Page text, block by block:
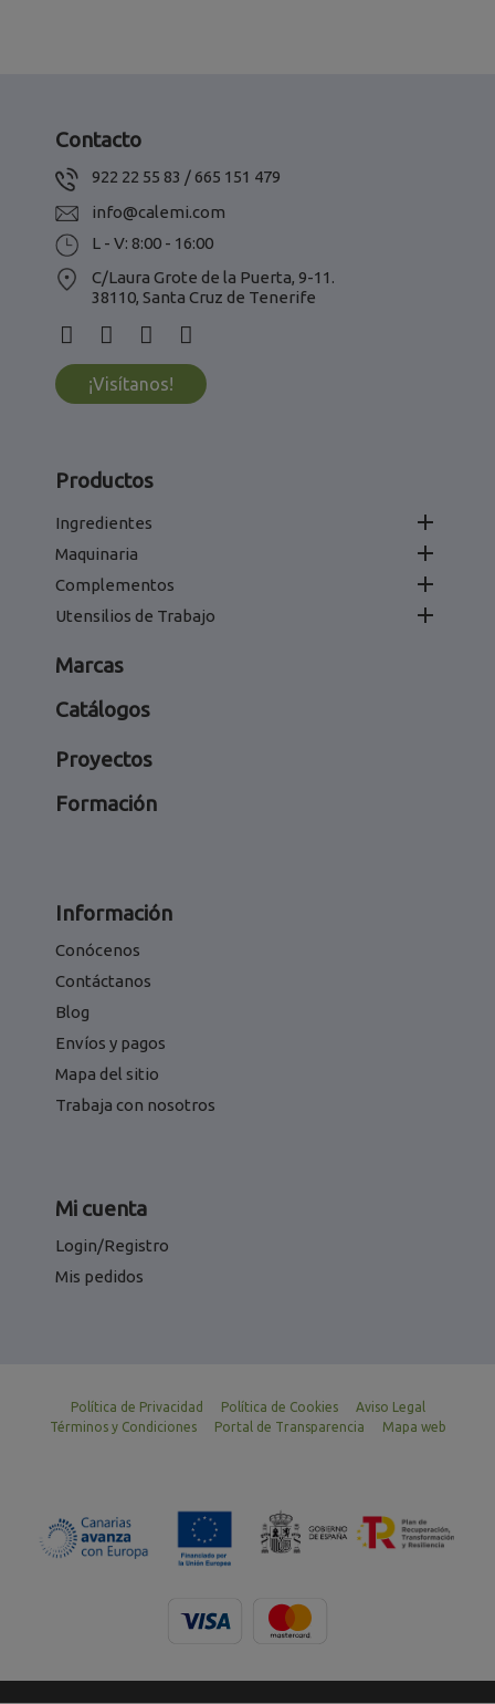
Contacto
922 22 55 83 / 665 151 479
info@calemi.com
L - V: 8:00 - 16:00
C/Laura Grote de la Puerta, 9-11.
38110, Santa Cruz de Tenerife
¡Visítanos!
Productos
Ingredientes 
Maquinaria 
Complementos 
Utensilios de Trabajo 
Marcas
Catálogos
Proyectos
Formación
Información
Conócenos
Contáctanos
Blog
Envíos y pagos
Mapa del sitio
Trabaja con nosotros
Mi cuenta
Login/Registro
Mis pedidos
Política de Privacidad Política de Cookies
Aviso Legal
Términos y Condiciones
Portal de Transparencia Mapa web